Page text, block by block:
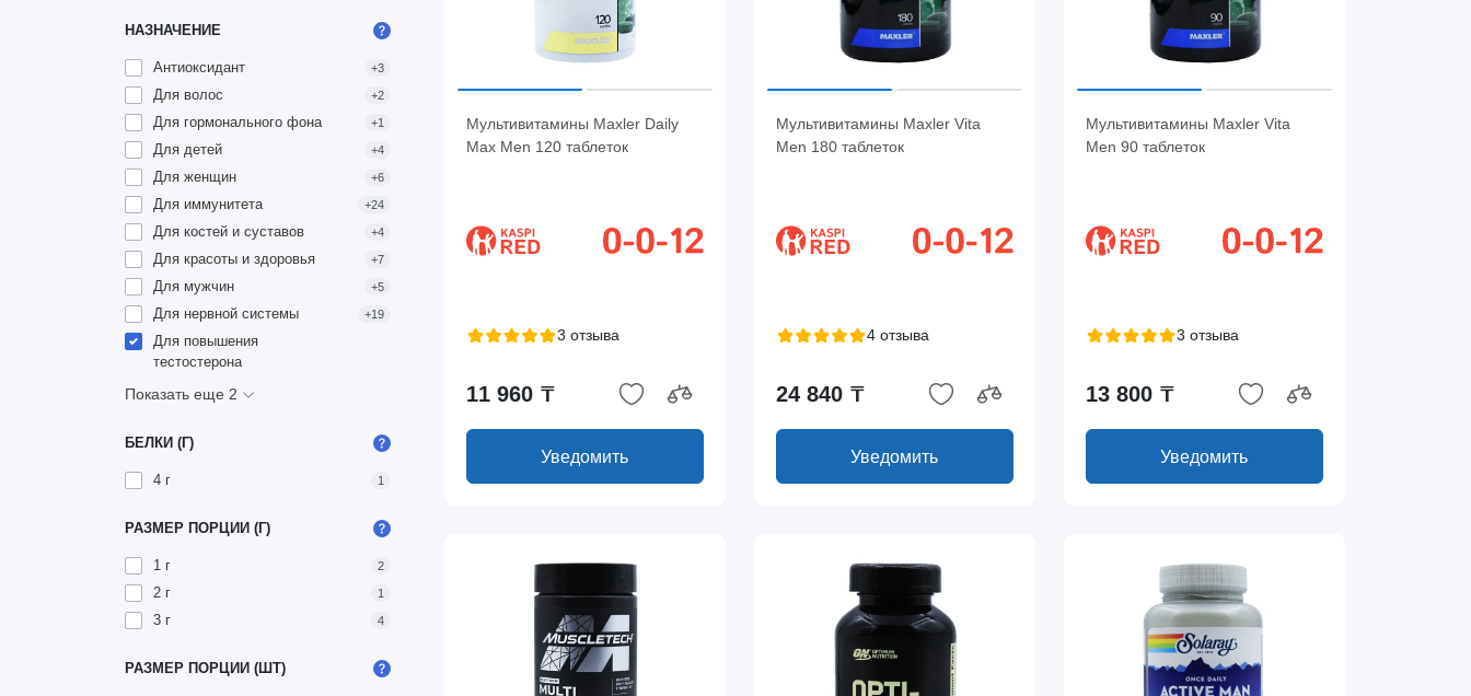
НАЗНАЧЕНИЕ
Антиоксидант +3
Для волос +2
Для гормонального фона +1
Для детей +4
Для женщин +6
Для иммунитета +24
Для костей и суставов +4
Для красоты и здоровья +7
Для мужчин +5
Для нервной системы +19
Для повышения
тестостерона
Показать еще 2
БЕЛКИ (Г)
4 г 1
РАЗМЕР ПОРЦИИ (Г)
1 г 2
2 г 1
3 г 4
РАЗМЕР ПОРЦИИ (ШТ)
Мультивитамины Maxler Daily
Max Men 120 таблеток
3 отзыва
11 960 ₸
Уведомить
Мультивитамины Maxler Vita
Men 180 таблеток
4 отзыва
24 840 ₸
Уведомить
Мультивитамины Maxler Vita
Men 90 таблеток
3 отзыва
13 800 ₸
Уведомить